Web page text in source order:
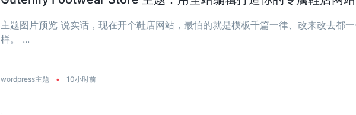
主题图片预览 说实话，现在开个鞋店网站，最怕的就是模板千篇一律、改来改去都
样。 ...
wordpress主题 • 10小时前